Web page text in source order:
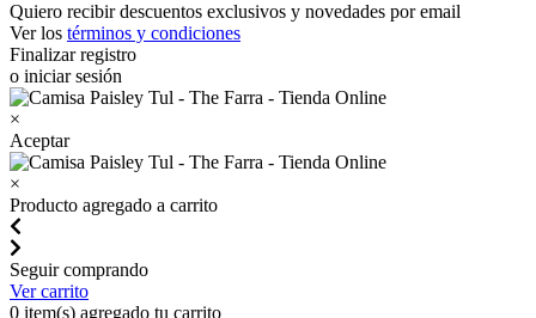
Quiero recibir descuentos exclusivos y novedades por email
Ver los términos y condiciones
Finalizar registro
o iniciar sesión
×
Aceptar
×
Producto agregado a carrito
Seguir comprando
Ver carrito
0 item(s) agregado tu carrito